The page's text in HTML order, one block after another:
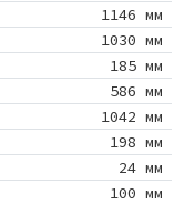
1146 мм
1030 мм
185 мм
586 мм
1042 мм
198 мм
24 мм
100 мм